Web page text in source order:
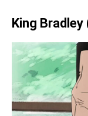
King